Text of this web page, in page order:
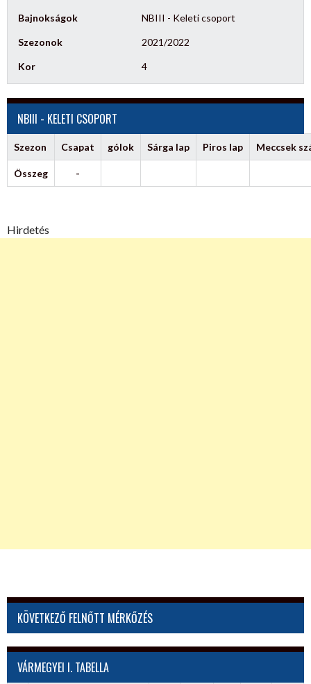
Bajnokságok NBIII - Keleti csoport
Szezonok 2021/2022
Kor 4
NBIII - KELETI CSOPORT
Szezon Csapat gólok Sárga lap Piros lap Meccsek
Összeg -
Hirdetés
KÖVETKEZŐ FELNŐTT MÉRKŐZÉS
VÁRMEGYEI I. TABELLA